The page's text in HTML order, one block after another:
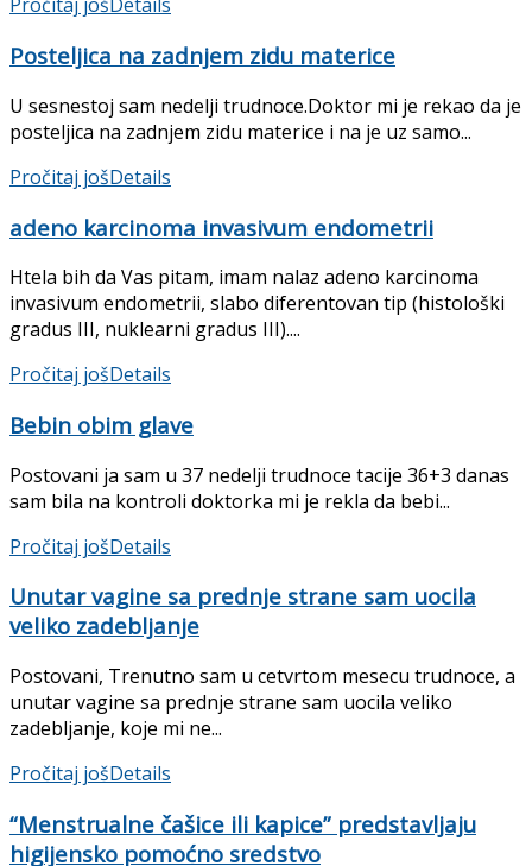
Posteljica na zadnjem zidu materice
U sesnestoj sam nedelji trudnoce.Doktor mi je rekao da je
posteljica na zadnjem zidu materice i na je uz samo...
Pročitaj jošDetails
adeno karcinoma invasivum endometrii
Htela bih da Vas pitam, imam nalaz adeno karcinoma
invasivum endometrii, slabo diferentovan tip (histološki
gradus III, nuklearni gradus III)....
Pročitaj jošDetails
Bebin obim glave
Postovani ja sam u 37 nedelji trudnoce tacije 36+3 danas
sam bila na kontroli doktorka mi je rekla da bebi...
Pročitaj jošDetails
Unutar vagine sa prednje strane sam uocila
veliko zadebljanje
Postovani, Trenutno sam u cetvrtom mesecu trudnoce, a
unutar vagine sa prednje strane sam uocila veliko
zadebljanje, koje mi ne...
Pročitaj jošDetails
“Menstrualne čašice ili kapice” predstavljaju
higijensko pomoćno sredstvo